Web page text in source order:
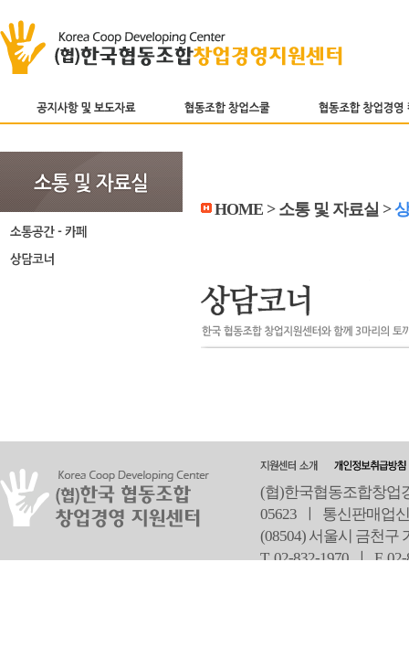
HOME > 소통 및 자료실 >
(협)한국협동조합창업
05623 ㅣ 통신판매업
(08504) 서울시 금천구
T 02-832-1970 ㅣF